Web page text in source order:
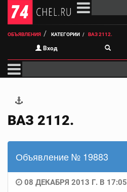
ОБЪЯВЛЕНИЯ КАТЕГОРИИ ВАЗ 2112.
Вход
ВАЗ 2112.
Объявление № 19883
08 ДЕКАБРЯ 2013 Г. В 17:05